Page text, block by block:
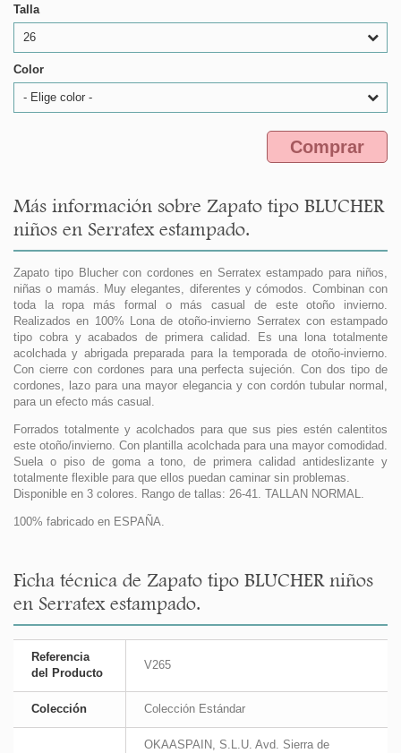
Talla
26
Color
- Elige color -
Comprar
Más información sobre Zapato tipo BLUCHER
niños en Serratex estampado.
Zapato tipo Blucher con cordones en Serratex estampado para niños,
niñas o mamás. Muy elegantes, diferentes y cómodos. Combinan con
toda la ropa más formal o más casual de este otoño invierno.
Realizados en 100% Lona de otoño-invierno Serratex con estampado
tipo cobra y acabados de primera calidad. Es una lona totalmente
acolchada y abrigada preparada para la temporada de otoño-invierno.
Con cierre con cordones para una perfecta sujeción. Con dos tipo de
cordones, lazo para una mayor elegancia y con cordón tubular normal,
para un efecto más casual.
Forrados totalmente y acolchados para que sus pies estén calentitos
este otoño/invierno. Con plantilla acolchada para una mayor comodidad.
Suela o piso de goma a tono, de primera calidad antideslizante y
totalmente flexible para que ellos puedan caminar sin problemas.
Disponible en 3 colores. Rango de tallas: 26-41. TALLAN NORMAL.
100% fabricado en ESPAÑA.
Ficha técnica de Zapato tipo BLUCHER niños
en Serratex estampado.
Referencia
del Producto
V265
Colección Colección Estándar
OKAASPAIN, S.L.U. Avd. Sierra de